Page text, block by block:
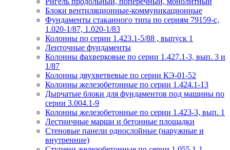
Блоки вентиляционные-коммуникационные
Фундаменты стаканного типа по сериям 79159-с,
1.020-1/87, 1.020-1/83
Колонны по серии 1.423.1-5/88 , выпуск 1
Ленточные фундаменты
Колонны фахверковые по серии 1.427.1-3, вып. 3 и
1/87
Колонны двухветвевые по серии КЭ-01-52
Колонны железобетонные по серии 1.424.1-13
Дырчатые блоки для фундаментов под машины по
серии 3.004.1-9
Колонны железобетонные по серии 1.423-3, вып. 1
Лестничные марши и бетонные площадки
Стеновые панели однослойные (наружные и
внутренние)